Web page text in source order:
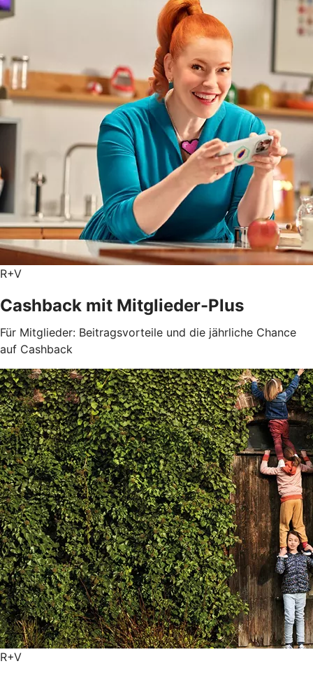
R+V
Cashback mit Mitglieder-Plus
Für Mitglieder: Beitragsvorteile und die jährliche Chance
auf Cashback
R+V